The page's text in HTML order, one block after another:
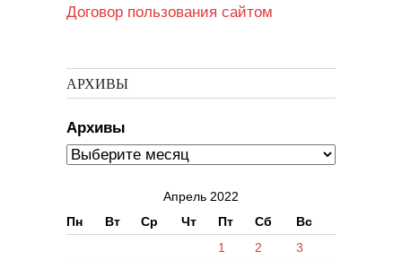
Договор пользования сайтом
АРХИВЫ
Архивы
Апрель 2022
Пн
Вт Ср Чт Пт Сб Вс
1 2
3